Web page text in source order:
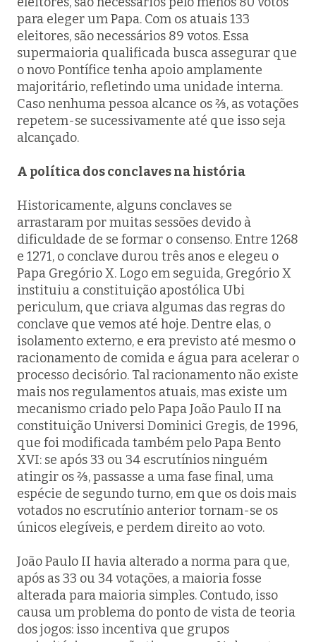
para eleger um Papa. Com os atuais 133
eleitores, são necessários 89 votos. Essa
supermaioria qualificada busca assegurar que
o novo Pontífice tenha apoio amplamente
majoritário, refletindo uma unidade interna.
Caso nenhuma pessoa alcance os ⅔, as votações
repetem-se sucessivamente até que isso seja
alcançado.
A política dos conclaves na história
Historicamente, alguns conclaves se
arrastaram por muitas sessões devido à
dificuldade de se formar o consenso. Entre 1268
e 1271, o conclave durou três anos e elegeu o
Papa Gregório X. Logo em seguida, Gregório X
instituiu a constituição apostólicaUbi
periculum, que criava algumas das regras do
conclave que vemos até hoje. Dentre elas, o
isolamento externo, e era previsto até mesmo o
racionamento de comida e água para acelerar o
processo decisório. Tal racionamento não existe
mais nos regulamentos atuais, mas existe um
mecanismo criado pelo Papa João Paulo II na
constituiçãoUniversi Dominici Gregis, de 1996,
que foi modificada também pelo Papa Bento
XVI: se após 33 ou 34 escrutínios ninguém
atingir os ⅔, passasse a uma fase final, uma
espécie de segundo turno, em que os dois mais
votados no escrutínio anterior tornam-se os
únicos elegíveis, e perdem direito ao voto.
João Paulo II havia alterado a norma para que,
após as 33 ou 34 votações, a maioria fosse
alterada para maioria simples. Contudo, isso
causa um problema do ponto de vista de teoria
dos jogos: isso incentiva que grupos